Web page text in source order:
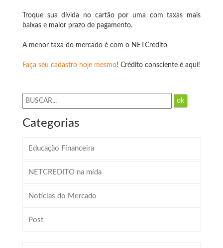
Troque sua dívida no cartão por uma com taxas mais
baixas e maior prazo de pagamento.
A menor taxa do mercado é com o NETCredito
Faça seu cadastro hoje mesmo! Crédito consciente é aqui!
ok
Categorias
Educação Financeira
NETCREDITO na mída
Notícias do Mercado
Post